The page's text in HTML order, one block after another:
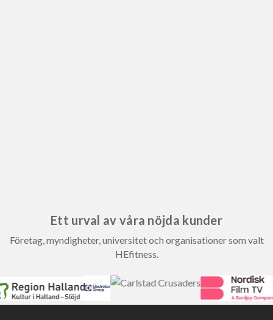
Ett urval av våra nöjda kunder
Företag, myndigheter, universitet och organisationer som valt
HEfitness.